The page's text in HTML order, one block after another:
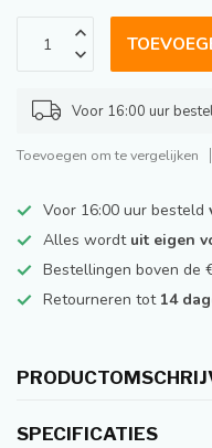
Voor 16:00 uur
Toevoegen om te vergelijken
Voor 16:00 uur besteld
Alles wordt uit eigen
Bestellingen boven de
Retourneren tot 14
SPECIFICATIES